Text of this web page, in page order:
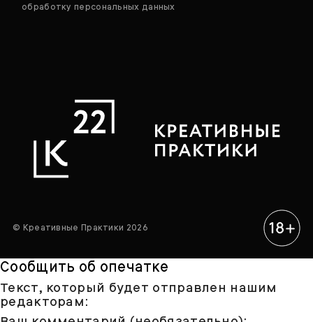
обработку персональных данных
© Креативные Практики 2026
Сообщить об опечатке
Текст, который будет отправлен нашим
редакторам: